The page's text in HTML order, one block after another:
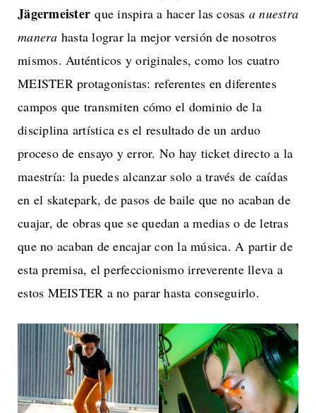
Jägermeister que inspira a hacer las cosas a nuestra
manera hasta lograr la mejor versión de nosotros
mismos. Auténticos y originales, como los cuatro
MEISTER protagonistas: referentes en diferentes
campos que transmiten cómo el dominio de la
disciplina artística es el resultado de un arduo
proceso de ensayo y error. No hay ticket directo a la
maestría: la puedes alcanzar solo a través de caídas
en el skatepark, de pasos de baile que no acaban de
cuajar, de obras que se quedan a medias o de letras
que no acaban de encajar con la música. A partir de
esta premisa, el perfeccionismo irreverente lleva a
estos MEISTER a no parar hasta conseguirlo.